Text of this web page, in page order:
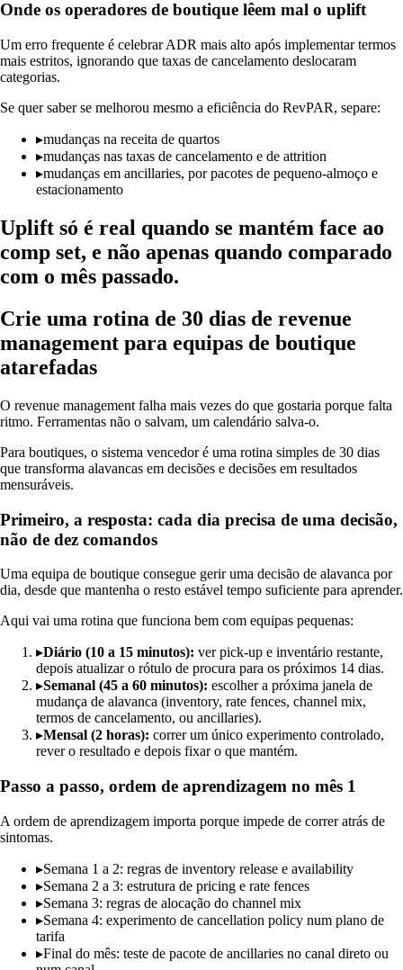
Onde os operadores de boutique lêem mal o uplift
Um erro frequente é celebrar ADR mais alto após implementar termos
mais estritos, ignorando que taxas de cancelamento deslocaram
categorias.
Se quer saber se melhorou mesmo a eficiência do RevPAR, separe:
▸mudanças na receita de quartos
▸mudanças nas taxas de cancelamento e de attrition
▸mudanças em ancillaries, por pacotes de pequeno-almoço e
estacionamento
Uplift só é real quando se mantém face ao
comp set, e não apenas quando comparado
com o mês passado.
Crie uma rotina de 30 dias de revenue
management para equipas de boutique
atarefadas
O revenue management falha mais vezes do que gostaria porque falta
ritmo. Ferramentas não o salvam, um calendário salva-o.
Para boutiques, o sistema vencedor é uma rotina simples de 30 dias
que transforma alavancas em decisões e decisões em resultados
mensuráveis.
Primeiro, a resposta: cada dia precisa de uma decisão,
não de dez comandos
Uma equipa de boutique consegue gerir uma decisão de alavanca por
dia, desde que mantenha o resto estável tempo suficiente para aprender.
Aqui vai uma rotina que funciona bem com equipas pequenas:
▸Diário (10 a 15 minutos): ver pick-up e inventário restante,
depois atualizar o rótulo de procura para os próximos 14 dias.
▸Semanal (45 a 60 minutos): escolher a próxima janela de
mudança de alavanca (inventory, rate fences, channel mix,
termos de cancelamento, ou ancillaries).
▸Mensal (2 horas): correr um único experimento controlado,
rever o resultado e depois fixar o que mantém.
Passo a passo, ordem de aprendizagem no mês 1
A ordem de aprendizagem importa porque impede de correr atrás de
sintomas.
▸Semana 1 a 2: regras de inventory release e availability
▸Semana 2 a 3: estrutura de pricing e rate fences
▸Semana 3: regras de alocação do channel mix
▸Semana 4: experimento de cancellation policy num plano de
tarifa
▸Final do mês: teste de pacote de ancillaries no canal direto ou